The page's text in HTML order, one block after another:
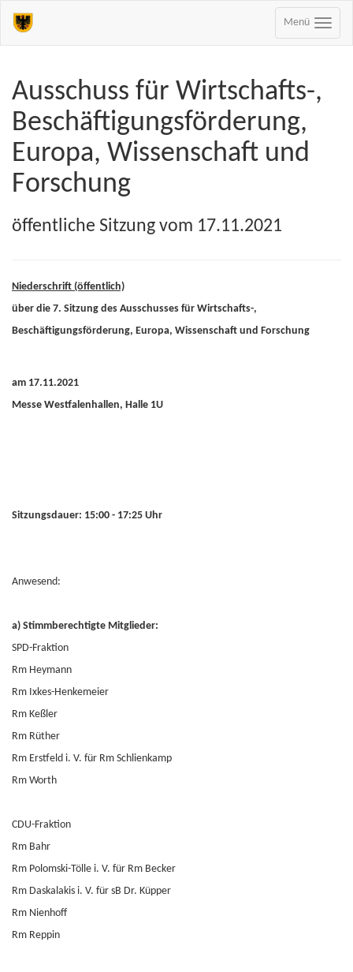
Menü
Ausschuss für Wirtschafts-,
Beschäftigungsförderung,
Europa, Wissenschaft und
Forschung
öffentliche Sitzung vom 17.11.2021
Niederschrift (öffentlich)
über die 7. Sitzung des Ausschusses für Wirtschafts-,
Beschäftigungsförderung, Europa, Wissenschaft und Forschung
am 17.11.2021
Messe Westfalenhallen, Halle 1U
Sitzungsdauer: 15:00 - 17:25 Uhr
Anwesend:
a) Stimmberechtigte Mitglieder:
SPD-Fraktion
Rm Heymann
Rm Ixkes-Henkemeier
Rm Keßler
Rm Rüther
Rm Erstfeld i. V. für Rm Schlienkamp
Rm Worth
CDU-Fraktion
Rm Bahr
Rm Polomski-Tölle i. V. für Rm Becker
Rm Daskalakis i. V. für sB Dr. Küpper
Rm Nienhoff
Rm Reppin